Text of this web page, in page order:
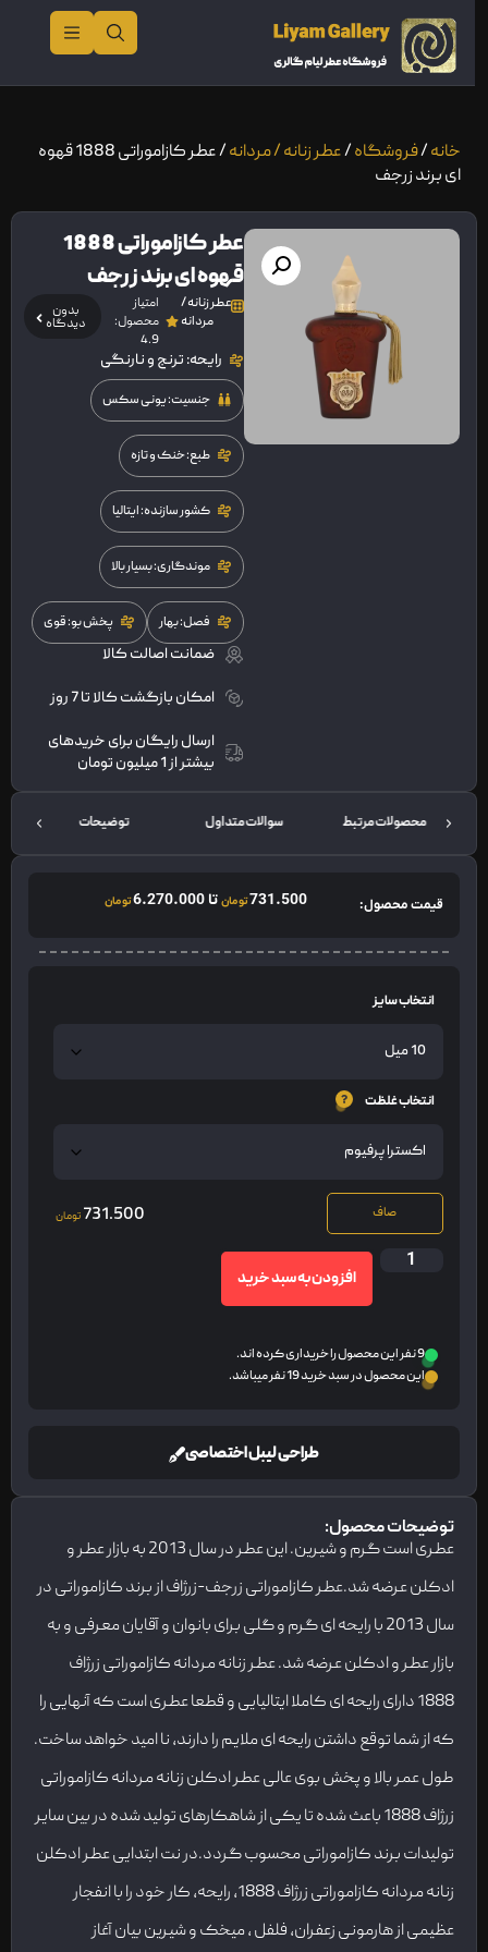
خانه/فروشگاه/عطر زنانه / مردانه
/ عطر کازاموراتی 1888 قهوه
ای برند زرجف
عطر کازاموراتی 1888
قهوه ای برند زرجف
عطر زنانه /
مردانه
امتیاز
محصول:
4.9
بدون
دیدگاه
رایحه: ترنج و نارنگی
جنسیت: یونی سکس
طبع: خنک و تازه
کشور سازنده: ایتالیا
موندگاری: بسیار بالا
فصل: بهار پخش بو: قوی
ضمانت اصالت کالا
امکان بازگشت کالا تا 7 روز
ارسال رایگان برای خریدهای
بیشتر از 1 میلیون تومان
محصولات مرتبط سوالات متداول توضیحات
قیمت محصول: 731.500تومانتا6.270.000تومان
انتخاب سایز
انتخاب غلظت
صاف 731.500تومان
افزودن به سبد خرید
9 نفر این محصول را خریداری کرده اند.
این محصول در سبد خرید 19 نفر میباشد.
طراحی لیبل اختصاصی
توضیحات محصول:
عطری است گرم و شیرین. این عطر در سال 2013 به بازار عطر و
ادکلن عرضه شد.عطر کازاموراتی زرجف-زرژاف از برند کازاموراتی در
سال 2013 با رایحه ای گرم و گلی برای بانوان و آقایان معرفی و به
بازار عطر و ادکلن عرضه شد. عطر زنانه مردانه کازاموراتی زرژاف
1888 دارای رایحه ای کاملا ایتالیایی و قطعا عطری است که آنهایی را
که از شما توقع داشتن رایحه ای ملایم را دارند، نا امید خواهد ساخت.
طول عمر بالا و پخش بوی عالی عطر ادکلن زنانه مردانه کازاموراتی
زرژاف 1888 باعث شده تا یکی از شاهکارهای تولید شده در بین سایر
تولیدات برند کازاموراتی محسوب گردد.در نت ابتدایی عطر ادکلن
زنانه مردانه کازاموراتی زرژاف 1888، رایحه، کار خود را با انفجار
عظیمی از هارمونی زعفران، فلفل ، میخک و شیرین بیان آغاز